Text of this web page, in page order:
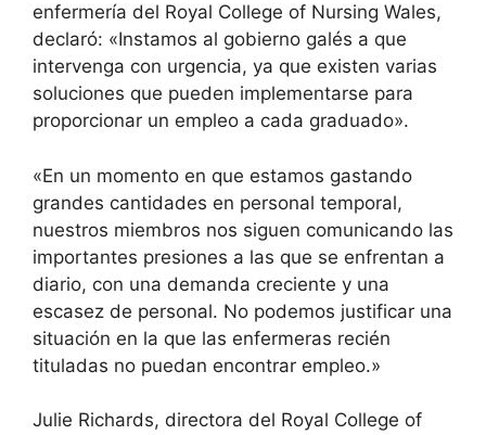
enfermería del Royal College of Nursing Wales,
declaró: «Instamos al gobierno galés a que
intervenga con urgencia, ya que existen varias
soluciones que pueden implementarse para
proporcionar un empleo a cada graduado».
«En un momento en que estamos gastando
grandes cantidades en personal temporal,
nuestros miembros nos siguen comunicando las
importantes presiones a las que se enfrentan a
diario, con una demanda creciente y una
escasez de personal. No podemos justificar una
situación en la que las enfermeras recién
tituladas no puedan encontrar empleo.»
Julie Richards, directora del Royal College of